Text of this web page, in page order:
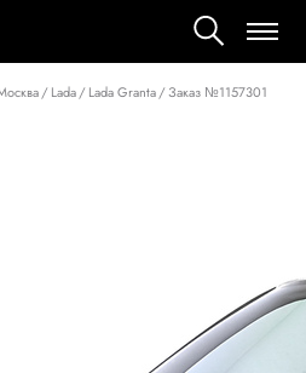
/Lada/Lada Granta/Заказ №1157301